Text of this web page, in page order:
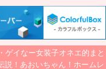
ゲイなー女装子オネエ的まと
説！あおいちゃん！ホームレ